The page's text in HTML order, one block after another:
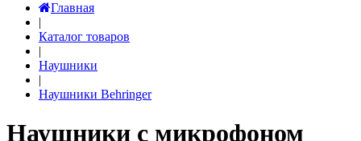
Главная
|
Каталог товаров
|
Наушники
|
Наушники Behringer
Наушники с микрофоном